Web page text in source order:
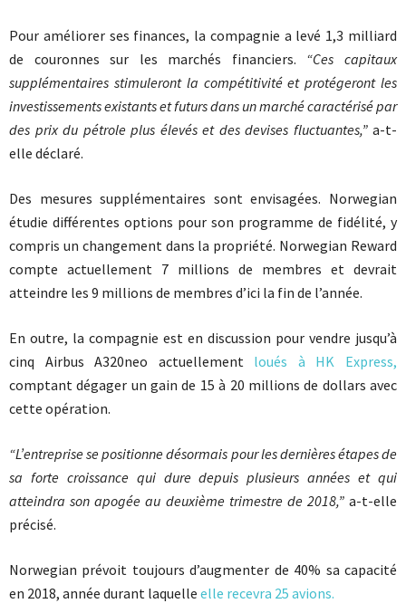
Pour améliorer ses finances, la compagnie a levé 1,3 milliard
de couronnes sur les marchés financiers. “Ces capitaux
supplémentaires stimuleront la compétitivité et protégeront les
investissements existants et futurs dans un marché caractérisé par
des prix du pétrole plus élevés et des devises fluctuantes,”a-t-
elle déclaré.
Des mesures supplémentaires sont envisagées. Norwegian
étudie différentes options pour son programme de fidélité, y
compris un changement dans la propriété. Norwegian Reward
compte actuellement 7 millions de membres et devrait
atteindre les 9 millions de membres d’ici la fin de l’année.
En outre, la compagnie est en discussion pour vendre jusqu’à
cinq Airbus A320neo actuellement loués à HK Express,
comptant dégager un gain de 15 à 20 millions de dollars avec
cette opération.
“L’entreprise se positionne désormais pour les dernières étapes de
sa forte croissance qui dure depuis plusieurs années et qui
atteindra son apogée au deuxième trimestre de 2018,” a-t-elle
précisé.
Norwegian prévoit toujours d’augmenter de 40% sa capacité
en 2018, année durant laquelle elle recevra 25 avions.